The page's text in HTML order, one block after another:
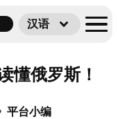
汉语
懂俄罗斯！
平台小编